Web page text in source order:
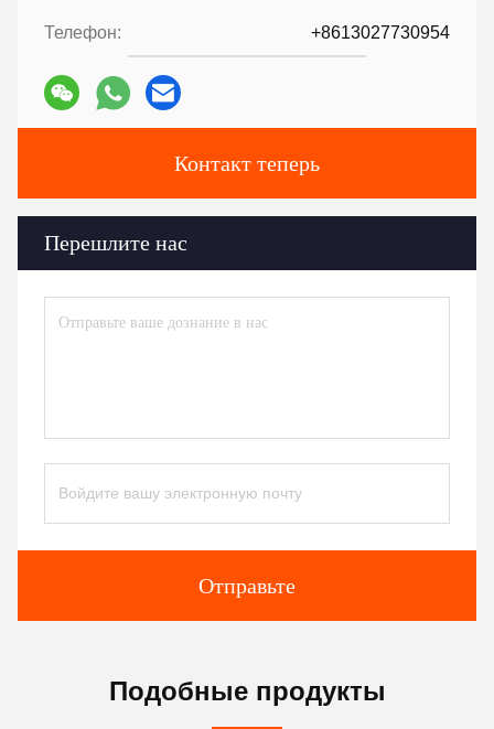
Телефон: +8613027730954
Контакт теперь
Перешлите нас
Отправьте
Подобные продукты